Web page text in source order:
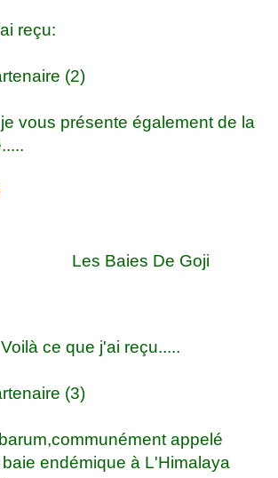
reçu:
présente également de la
De Goji
j'ai reçu.....
appelé
endémique à L'Himalaya